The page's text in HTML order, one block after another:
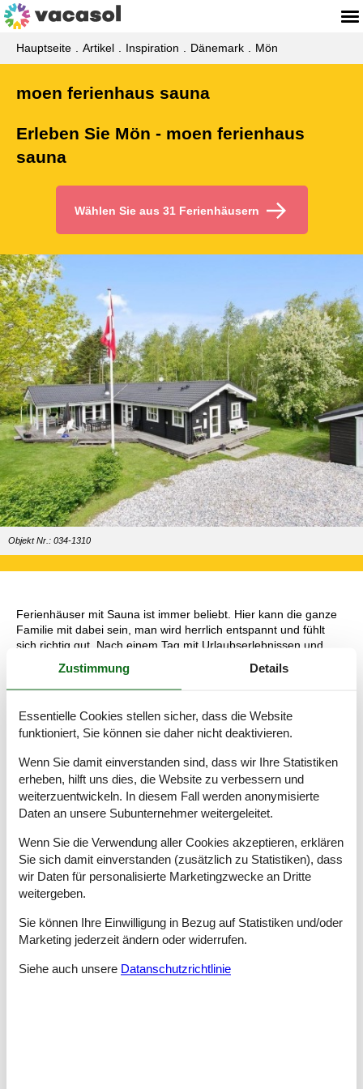
Hauptseite Artikel Inspiration Dänemark Mön
moen ferienhaus sauna
Erleben Sie Mön - moen ferienhaus
sauna
Wählen Sie aus 31 Ferienhäusern
Objekt Nr.: 034-1310
Ferienhäuser mit Sauna ist immer beliebt. Hier kann die ganze
Familie mit dabei sein, man wird herrlich entspannt und fühlt
sich richtig gut. Nach einem Tag mit Urlaubserlebnissen und
Mütze Schlaf zu bekommen, wenn man den Tag mit einem
Gang in die Sauna abrundet.
Sie entscheiden natürlich selbst, wie die Zeit in Ihrem
Ferienhaus genutzt werden soll.
Tipps und Erlebnisse
Im Südosten Dänemarks zählt Møn ist mit seinen weißen
Kreidefelsen, der Landschaft, den Sandstränden und der
Marktstadt Stege zu einem der beliebtesten Reiseziele in
Dänemark, speziell Familien finden hier attraktive und
interessante Angebote.
An der nordwestlichen Spitze der Insel existiert eine kleine
und genießen Sie die romantische Atmosphäre in einem kleinen
Fischerdorf.
Bestaunen Sie bei einem Stadtrundgang die vielen historischen
Zustimmung Details
Essentielle Cookies stellen sicher, dass die Website
funktioniert, Sie können sie daher nicht deaktivieren.
Wenn Sie damit einverstanden sind, dass wir Ihre Statistiken
erheben, hilft uns dies, die Website zu verbessern und
weiterzuentwickeln. In diesem Fall werden anonymisierte
Daten an unsere Subunternehmer weitergeleitet.
Wenn Sie die Verwendung aller Cookies akzeptieren, erklären
Sie sich damit einverstanden (zusätzlich zu Statistiken), dass
wir Daten für personalisierte Marketingzwecke an Dritte
weitergeben.
Sie können Ihre Einwilligung in Bezug auf Statistiken und/oder
Marketing jederzeit ändern oder widerrufen.
Siehe auch unsere Datanschutzrichtlinie